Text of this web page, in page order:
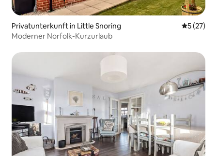
Privatunterkunft in Little Snoring
5 (27)
Moderner Norfolk-Kurzurlaub